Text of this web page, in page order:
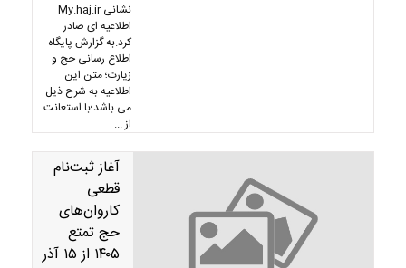
نشانی My.haj.ir
اطلاعیه ای صادر
کرد.به گزارش پایگاه
اطلاع رسانی حج و
زیارت؛ متن این
اطلاعیه به شرح ذیل
می باشد؛با استعانت
از ...
آغاز ثبت‌نام
قطعی
کاروان‌های
حج تمتع
۱۴۰۵ از ۱۵ آذر